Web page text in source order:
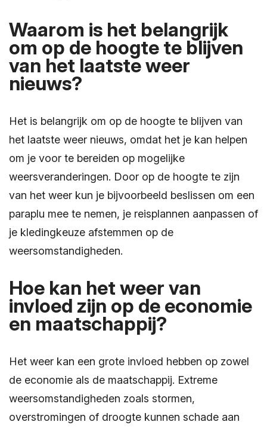
Waarom is het belangrijk
om op de hoogte te blijven
van het laatste weer
nieuws?
Het is belangrijk om op de hoogte te blijven van
het laatste weer nieuws, omdat het je kan helpen
om je voor te bereiden op mogelijke
weersveranderingen. Door op de hoogte te zijn
van het weer kun je bijvoorbeeld beslissen om een
paraplu mee te nemen, je reisplannen aanpassen of
je kledingkeuze afstemmen op de
weersomstandigheden.
Hoe kan het weer van
invloed zijn op de economie
en maatschappij?
Het weer kan een grote invloed hebben op zowel
de economie als de maatschappij. Extreme
weersomstandigheden zoals stormen,
overstromingen of droogte kunnen schade aan